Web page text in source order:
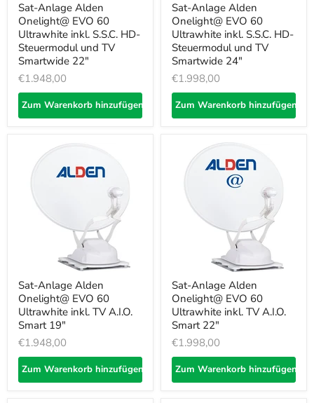
Sat-Anlage Alden
Onelight@ EVO 60
Ultrawhite inkl. S.S.C. HD-
Steuermodul und TV
Smartwide 22"
€1.948,00
Zum Warenkorb hinzufügen
Sat-Anlage Alden
Onelight@ EVO 60
Ultrawhite inkl. S.S.C. HD-
Steuermodul und TV
Smartwide 24"
€1.998,00
Zum Warenkorb hinzufügen
Sat-Anlage Alden
Onelight@ EVO 60
Ultrawhite inkl. TV A.I.O.
Smart 19"
€1.948,00
Zum Warenkorb hinzufügen
Sat-Anlage Alden
Onelight@ EVO 60
Ultrawhite inkl. TV A.I.O.
Smart 22"
€1.998,00
Zum Warenkorb hinzufügen